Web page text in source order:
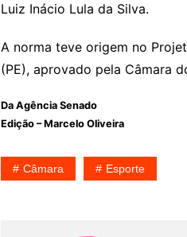
Luiz Inácio Lula da Silva.
A norma teve origem no
(PE), aprovado pela Câmara
Da Agência Senado
Edição – Marcelo Oliveira
Câmara Esporte